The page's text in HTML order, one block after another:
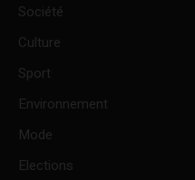
Société
Culture
Sport
Environnement
Mode
Elections